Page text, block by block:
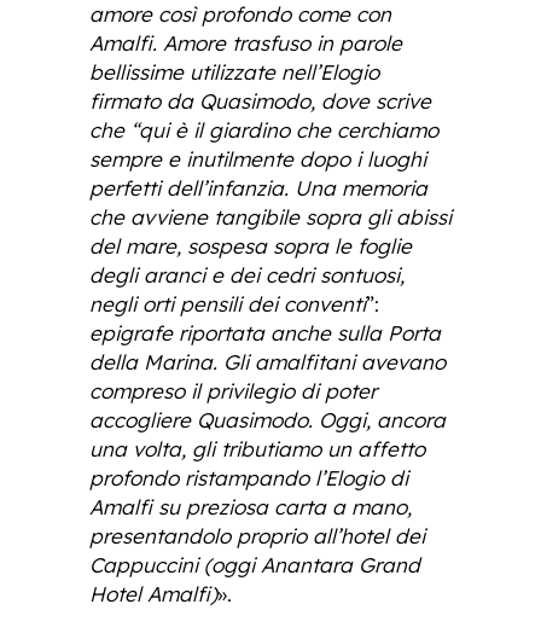
amore così profondo come con
Amalfi. Amore trasfuso in parole
bellissime utilizzate nell’Elogio
firmato da Quasimodo, dove scrive
che “qui è il giardino che cerchiamo
sempre e inutilmente dopo i luoghi
perfetti dell’infanzia. Una memoria
che avviene tangibile sopra gli abissi
del mare, sospesa sopra le foglie
degli aranci e dei cedri sontuosi,
negli orti pensili dei conventi”:
epigrafe riportata anche sulla Porta
della Marina. Gli amalfitani avevano
compreso il privilegio di poter
accogliere Quasimodo. Oggi, ancora
una volta, gli tributiamo un affetto
profondo ristampando l’Elogio di
Amalfi su preziosa carta a mano,
presentandolo proprio all’hotel dei
Cappuccini (oggi Anantara Grand
Hotel Amalfi)».